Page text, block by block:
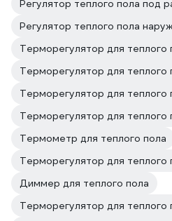
Регулятор теплого пола под
Регулятор теплого пола
Терморегулятор для теплого
Терморегулятор для теплого
Терморегулятор для теплого
Термометр для теплого пола
Терморегулятор для теплого
Диммер для теплого пола
Терморегулятор для